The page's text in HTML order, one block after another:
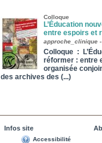
Colloque
L’Éducation
entre espoirs et
approche_clinique
Colloque :
réformer : entre
organisée
des archives des (...)
Infos site
Accessibilité